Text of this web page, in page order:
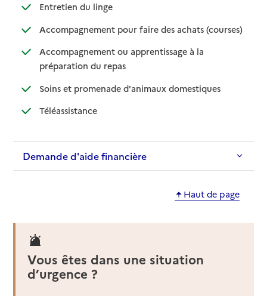
Entretien du linge: disponible
: non disponible
Accompagnement pour faire des achats (courses)
:
: non
Accompagnement ou apprentissage à la
préparation du repas: disponible
: non disponible
Soins et promenade d'animaux domestiques: disponible
: non
Téléassistance: disponible
: non disponible
Demande d'aide financière
Haut de page
Vous êtes dans une situation
d’urgence ?